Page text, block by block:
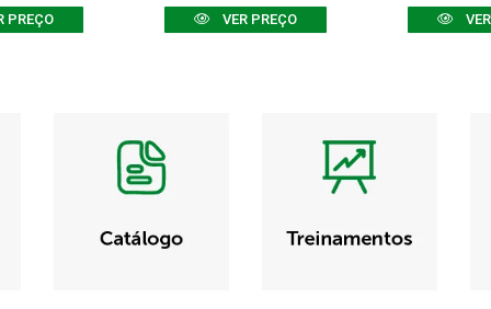
PREÇO VER PREÇO